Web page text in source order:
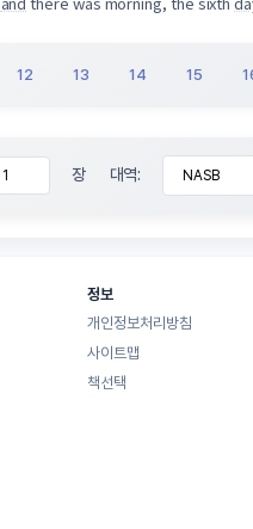
12 13 14 15
장 대역:
정보
개인정보처리방침
사이트맵
책선택